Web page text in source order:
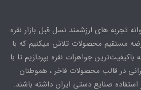
تجربه های ارزشمند نسل قبل بازار نقره
مستقیم محصولات تلاش میکنیم که با
جواهرات نقره بپردازیم تا با
در قالب محصولات فاخر ، هموطنان
صنایع دستی ایران داشته باشند.